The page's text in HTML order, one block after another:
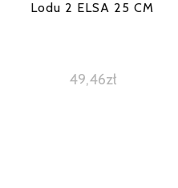
Lodu 2 ELSA 25 CM
49,46zł